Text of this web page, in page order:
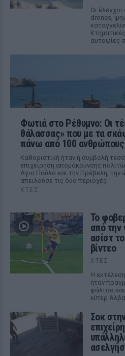
Οι έλεγχοι
drones,
αυτοψίες
Φωτιά στο Ρέθυμνο: Οι
θάλασσας» που με τα
πάνω από 100 ανθρώπους
Καθοριστική ήταν η συμβολή
επιχείρηση απομάκρυνσης
Αγιο Παύλο και την Πρέβελη,
απειλούσε τις δύο περιοχές
ΧΤΕΣ
Το
από την
ασίστ
βίντεο
ΧΤΕΣ
Η
ήταν
φάλτσα
κίπερ
Σοκ